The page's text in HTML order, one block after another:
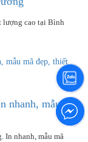
lượng cao tại Bình
nhanh, mẫu
In nhanh, mẫu mã